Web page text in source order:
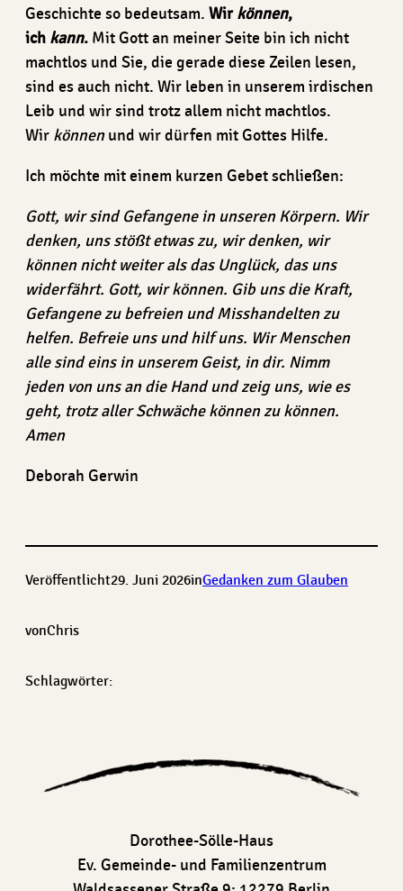
Geschichte so bedeutsam. Wirkönnen,
ich kann. Mit Gott an meiner Seite bin ich nicht
machtlos und Sie, die gerade diese Zeilen lesen,
sind es auch nicht. Wir leben in unserem irdischen
Leib und wir sind trotz allem nicht machtlos.
Wir könnenund wir dürfen mit Gottes Hilfe.
Ich möchte mit einem kurzen Gebet schließen:
Gott, wir sind Gefangene in unseren Körpern. Wir
denken, uns stößt etwas zu, wir denken, wir
können nicht weiter als das Unglück, das uns
widerfährt. Gott, wir können. Gib uns die Kraft,
Gefangene zu befreien und Misshandelten zu
helfen. Befreie uns und hilf uns. Wir Menschen
alle sind eins in unserem Geist, in dir. Nimm
jeden von uns an die Hand und zeig uns, wie es
geht, trotz aller Schwäche können zu können.
Amen
Deborah Gerwin
Veröffentlicht29. Juni 2026inGedanken zum Glauben
vonChris
Schlagwörter:
Dorothee-Sölle-Haus
Ev. Gemeinde- und Familienzentrum